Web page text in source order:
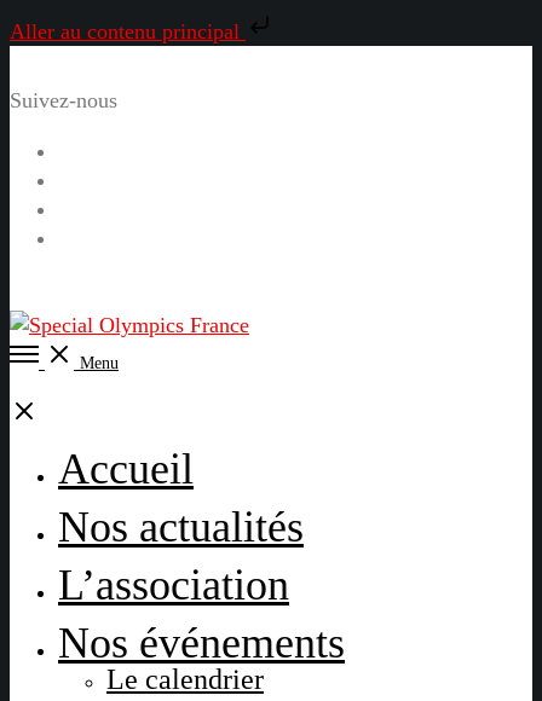
Aller au contenu principal
Suivez-nous
Open
Menu
Close
Accueil
Nos actualités
L’association
Nos événements
Le calendrier